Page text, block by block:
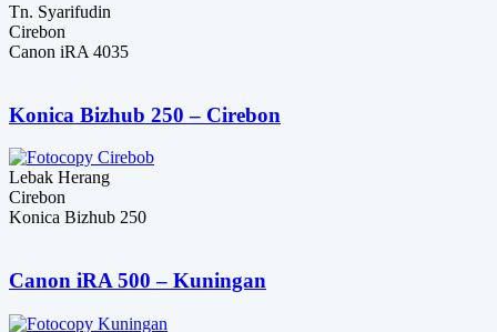
Tn. Syarifudin
Cirebon
Canon iRA 4035
Konica Bizhub 250 – Cirebon
Lebak Herang
Cirebon
Konica Bizhub 250
Canon iRA 500 – Kuningan